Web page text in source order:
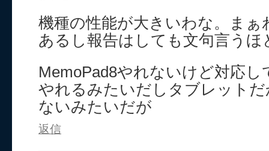
機種の性能が大きいわな。ま
あるし報告はしても文句言うほ
MemoPad8やれないけど対応
やれるみたいだしタブレット
ないみたいだが
返信